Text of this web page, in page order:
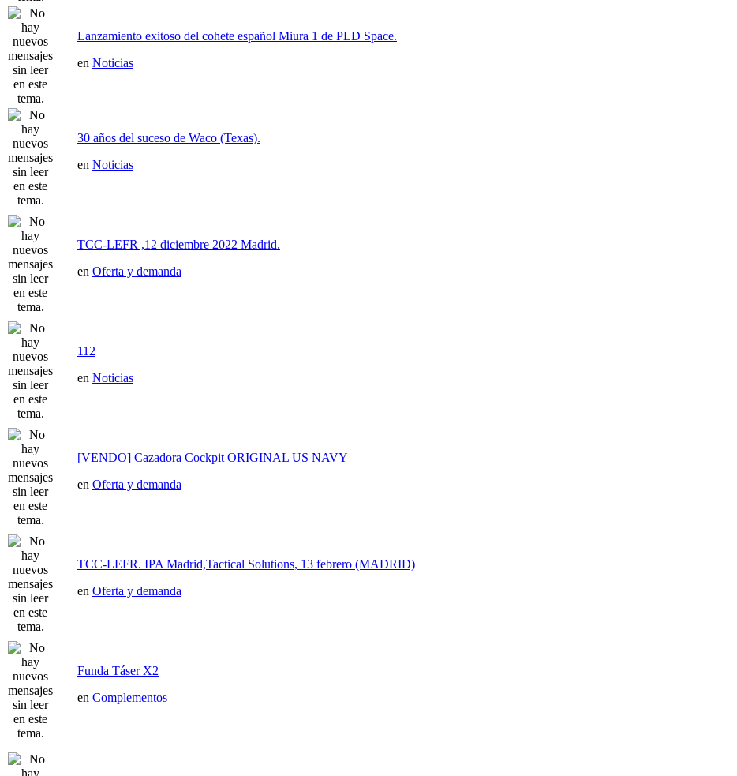
Lanzamiento exitoso del cohete español Miura 1 de PLD Space.
en Noticias
30 años del suceso de Waco (Texas).
en Noticias
TCC-LEFR ,12 diciembre 2022 Madrid.
en Oferta y demanda
112
en Noticias
[VENDO] Cazadora Cockpit ORIGINAL US NAVY
en Oferta y demanda
TCC-LEFR. IPA Madrid,Tactical Solutions, 13 febrero (MADRID)
en Oferta y demanda
Funda Táser X2
en Complementos